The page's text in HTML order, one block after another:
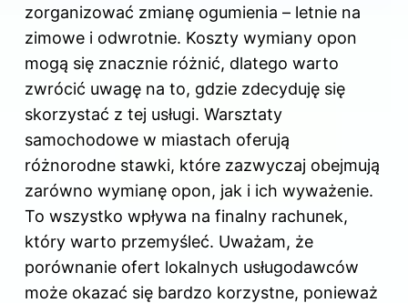
zorganizować zmianę ogumienia – letnie na
zimowe i odwrotnie. Koszty wymiany opon
mogą się znacznie różnić, dlatego warto
zwrócić uwagę na to, gdzie zdecyduję się
skorzystać z tej usługi. Warsztaty
samochodowe w miastach oferują
różnorodne stawki, które zazwyczaj obejmują
zarówno wymianę opon, jak i ich wyważenie.
To wszystko wpływa na finalny rachunek,
który warto przemyśleć. Uważam, że
porównanie ofert lokalnych usługodawców
może okazać się bardzo korzystne, ponieważ